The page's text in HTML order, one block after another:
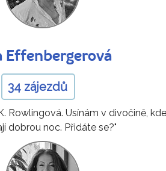
Effenbergerová
34 zájezdů
Rowlingová. Usínám v divočině, kde
dobrou noc. Přidáte se?"